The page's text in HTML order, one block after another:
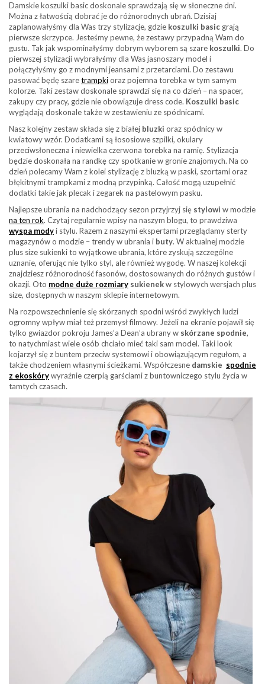
Damskie koszulki basic doskonale sprawdzają się w słoneczne dni.
Można z łatwością dobrać je do różnorodnych ubrań. Dzisiaj
zaplanowałyśmy dla Was trzy stylizacje, gdzie koszulki basic grają
pierwsze skrzypce. Jesteśmy pewne, że zestawy przypadną Wam do
gustu. Tak jak wspominałyśmy dobrym wyborem są szare koszulki. Do
pierwszej stylizacji wybrałyśmy dla Was jasnoszary model i
połączyłyśmy go z modnymi jeansami z przetarciami. Do zestawu
pasować będę szaretrampkioraz pojemna torebka w tym samym
kolorze. Taki zestaw doskonale sprawdzi się na co dzień – na spacer,
zakupy czy pracy, gdzie nie obowiązuje dress code. Koszulki basic
wyglądają doskonale także w zestawieniu ze spódnicami.
Nasz kolejny zestaw składa się z białej bluzki oraz spódnicy w
kwiatowy wzór. Dodatkami są łososiowe szpilki, okulary
przeciwsłoneczna i niewielka czerwona torebka na ramię. Stylizacja
będzie doskonała na randkę czy spotkanie w gronie znajomych. Na co
dzień polecamy Wam z kolei stylizację z bluzką w paski, szortami oraz
błękitnymi trampkami z modną przypinką. Całość mogą uzupełnić
dodatki takie jak plecak i zegarek na pastelowym pasku.
Najlepsze ubrania na nadchodzący sezon przyjrzyj się stylowi w modzie
na ten rok. Czytaj regularnie wpisy na naszym blogu, to prawdziwa
wyspa modyi stylu. Razem z naszymi ekspertami przeglądamy sterty
magazynów o modzie – trendy w ubrania i buty. W aktualnej modzie
plus size sukienki to wyjątkowe ubrania, które zyskują szczególne
uznanie, oferując nie tylko styl, ale również wygodę. W naszej kolekcji
znajdziesz różnorodność fasonów, dostosowanych do różnych gustów i
okazji. Oto modne duże rozmiary sukienekw stylowych wersjach plus
size, dostępnych w naszym sklepie internetowym.
Na rozpowszechnienie się skórzanych spodni wśród zwykłych ludzi
ogromny wpływ miał też przemysł filmowy. Jeżeli na ekranie pojawił się
tylko gwiazdor pokroju James’a Dean’a ubrany w skórzane spodnie,
to natychmiast wiele osób chciało mieć taki sam model. Taki look
kojarzył się z buntem przeciw systemowi i obowiązującym regułom, a
także chodzeniem własnymi ścieżkami. Współczesne damskie spodnie
z ekoskórywyraźnie czerpią garściami z buntowniczego stylu życia w
tamtych czasach.